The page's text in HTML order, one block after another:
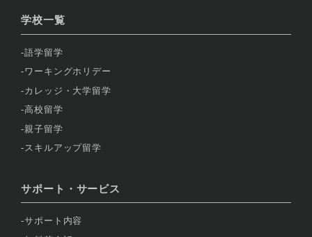
学校一覧
語学留学
ワーキングホリデー
カレッジ・大学留学
高校留学
親子留学
スキルアップ留学
サポート・サービス
サポート内容